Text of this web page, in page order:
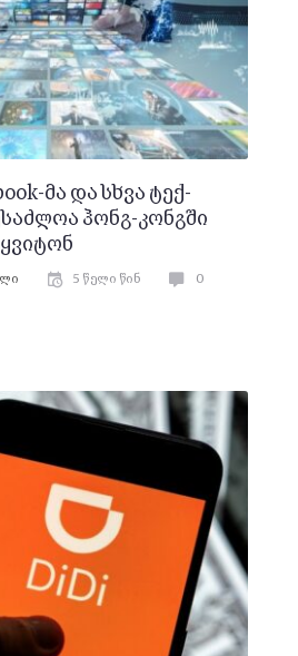
მა და სხვა ტექ-
ჰონგ-კონგში
5 წელი წინ 0